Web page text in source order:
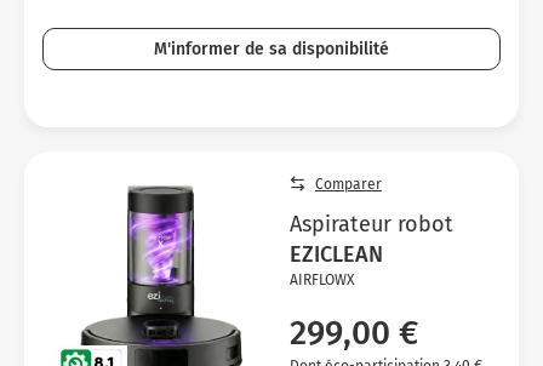
M'informer de sa disponibilité
Comparer
Aspirateur robot
EZICLEAN
AIRFLOWX
299,00 €